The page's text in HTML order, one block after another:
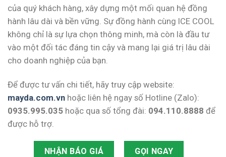
của quý khách hàng, xây dựng một mối quan hệ đồng
hành lâu dài và bền vững. Sự đồng hành cùng ICE COOL
không chỉ là sự lựa chọn thông minh, mà còn là đầu tư
vào một đối tác đáng tin cậy và mang lại giá trị lâu dài
cho doanh nghiệp của bạn.
Để được tư vấn chi tiết, hãy truy cập website:
mayda.com.vn hoặc liên hệ ngay số Hotline (Zalo):
0935.995.035 hoặc qua số tổng đài: 094.110.8888 để
được hỗ trợ.
NHẬN BÁO GIÁ GỌI NGAY